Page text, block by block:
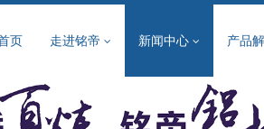
页 走进铭帝 新闻中心 产品